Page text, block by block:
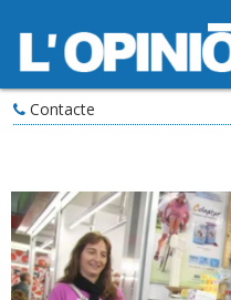
Contacte